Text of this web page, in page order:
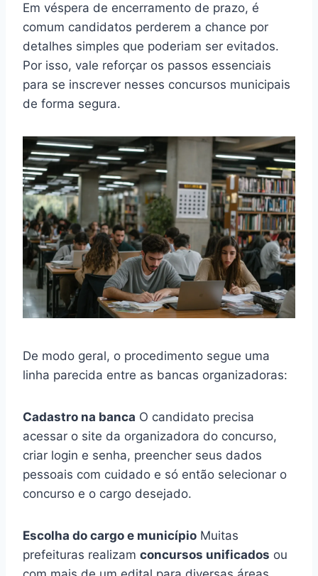
Em véspera de encerramento de prazo, é
comum candidatos perderem a chance por
detalhes simples que poderiam ser evitados.
Por isso, vale reforçar os passos essenciais
para se inscrever nesses concursos municipais
de forma segura.
De modo geral, o procedimento segue uma
linha parecida entre as bancas organizadoras:
Cadastro na banca O candidato precisa
acessar o site da organizadora do concurso,
criar login e senha, preencher seus dados
pessoais com cuidado e só então selecionar o
concurso e o cargo desejado.
Escolha do cargo e município Muitas
prefeituras realizam concursos unificados ou